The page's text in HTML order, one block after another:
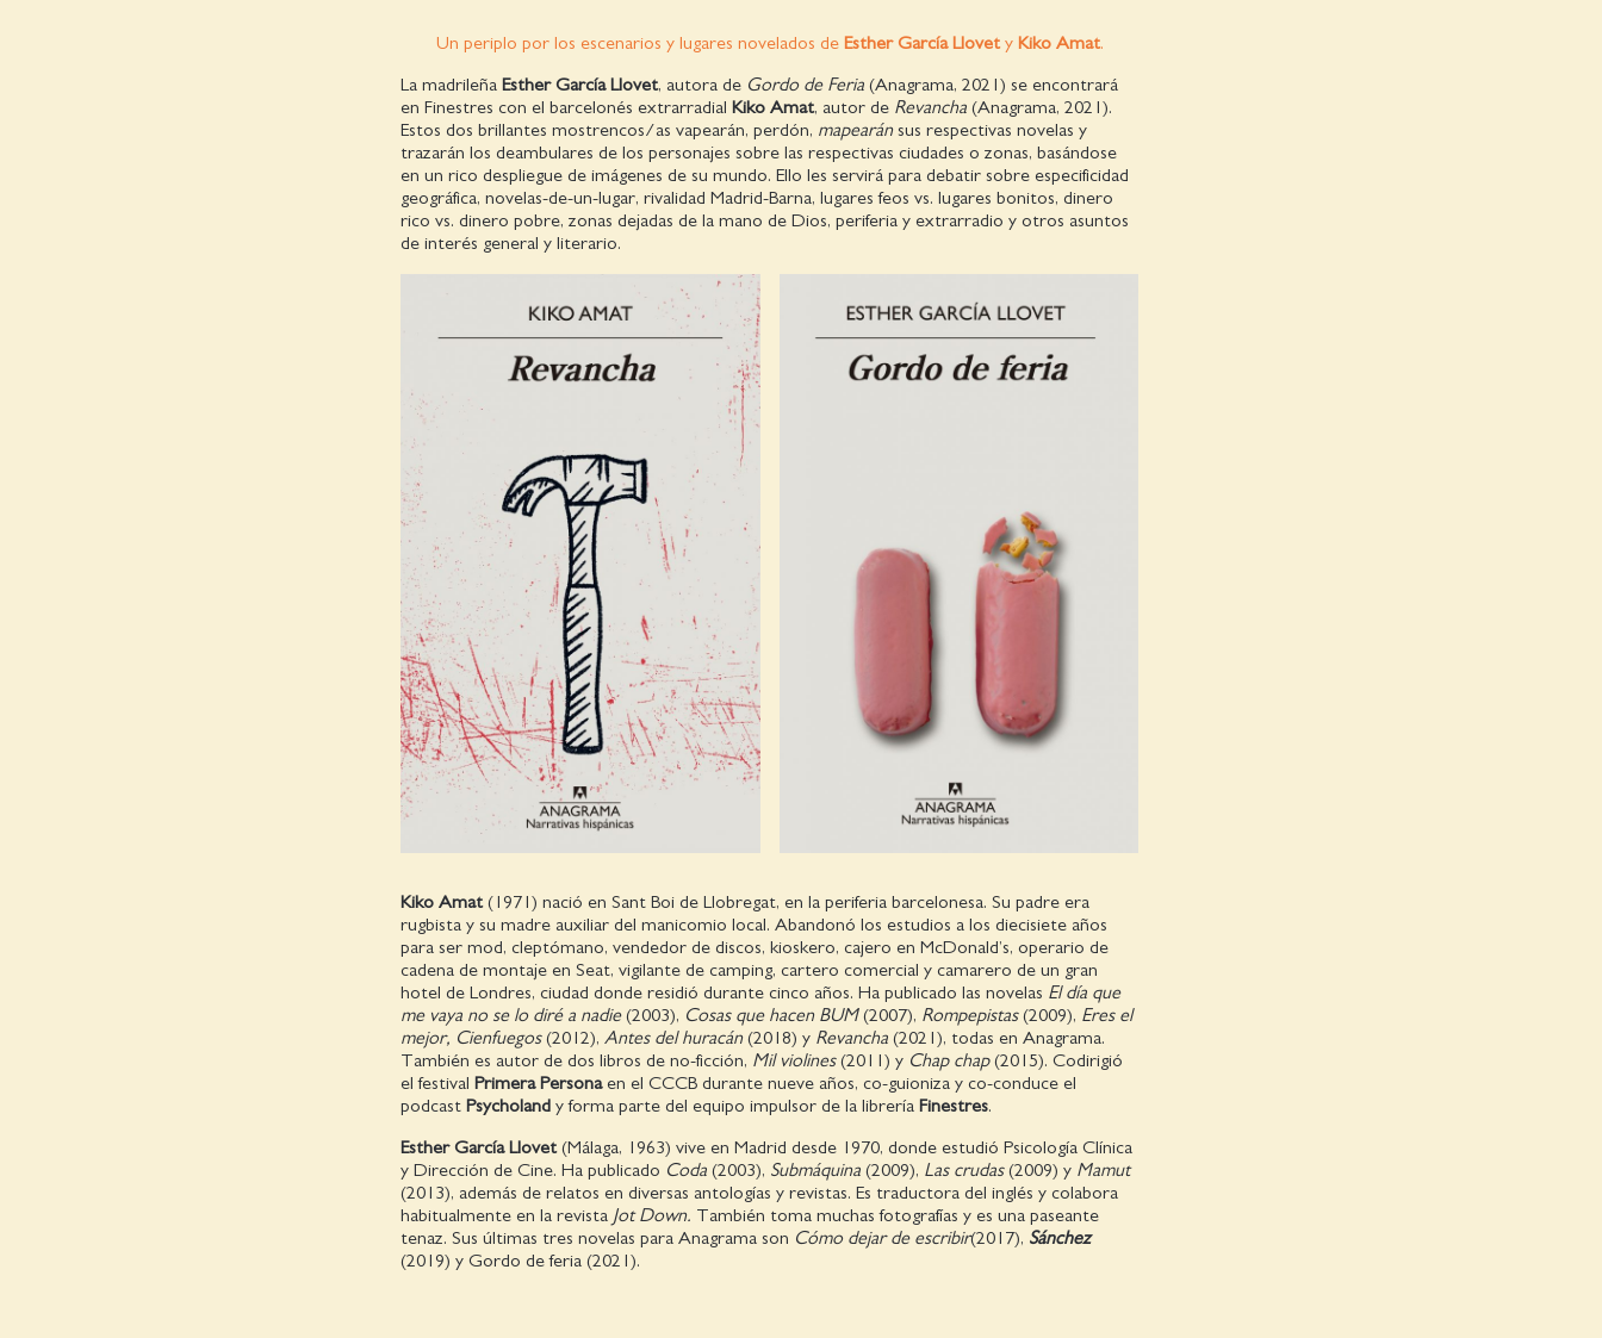
Un periplo por los escenarios y lugares novelados de Esther García Llovety Kiko Amat.
La madrileña Esther García Llovet, autora de Gordo de Feria(Anagrama, 2021) se encontrará
en Finestres con el barcelonés extrarradial Kiko Amat, autor de Revancha(Anagrama, 2021).
Estos dos brillantes mostrencos/as vapearán, perdón, mapearánsus respectivas novelas y
trazarán los deambulares de los personajes sobre las respectivas ciudades o zonas, basándose
en un rico despliegue de imágenes de su mundo. Ello les servirá para debatir sobre especificidad
geográfica, novelas-de-un-lugar, rivalidad Madrid-Barna, lugares feos vs. lugares bonitos, dinero
rico vs. dinero pobre, zonas dejadas de la mano de Dios, periferia y extrarradio y otros asuntos
de interés general y literario.
Kiko Amat(1971) nació en Sant Boi de Llobregat, en la periferia barcelonesa. Su padre era
rugbista y su madre auxiliar del manicomio local. Abandonó los estudios a los diecisiete años
para ser mod, cleptómano, vendedor de discos, kioskero, cajero en McDonald’s, operario de
cadena de montaje en Seat, vigilante de camping, cartero comercial y camarero de un gran
hotel de Londres, ciudad donde residió durante cinco años. Ha publicado las novelas El día que
me vaya no se lo diré a nadie(2003), Cosas que hacen BUM(2007), Rompepistas (2009), Eres el
mejor, Cienfuegos(2012), Antes del huracán(2018) y Revancha(2021), todas en Anagrama.
También es autor de dos libros de no-ficción, Mil violines(2011) y Chap chap(2015). Codirigió
el festival Primera Personaen el CCCB durante nueve años, co-guioniza y co-conduce el
podcast Psycholand y forma parte del equipo impulsor de la librería Finestres.
Esther García Llovet(Málaga, 1963) vive en Madrid desde 1970, donde estudió Psicología Clínica
y Direc­ción de Cine. Ha publicado Coda(2003), Submáquina (2009), Las crudas(2009) y Mamut
(2013), además de relatos en diversas antologías y revistas. Es traducto­ra del inglés y colabora
habitualmente en la revista Jot Down. También toma muchas fotografías y es una paseante
tenaz. Sus últimas tres novelas para Anagrama son Cómo dejar de escribir(2017), Sánchez
(2019) y Gordo de feria (2021).